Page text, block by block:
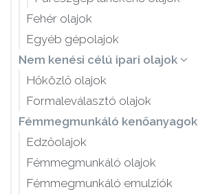
Fehér olajok
Egyéb gépolajok
Nem kenési célú ipari olajok
Hőközlő olajok
Formaleválasztó olajok
Fémmegmunkáló kenőanyagok
Edzőolajok
Fémmegmunkáló olajok
Fémmegmunkáló emulziók